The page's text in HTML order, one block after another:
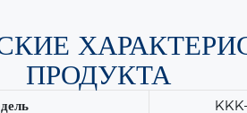
ПРОДУКТА